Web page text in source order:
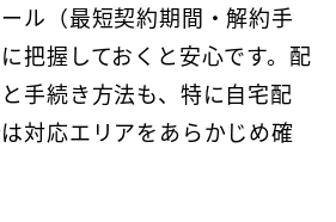
ル（最短契約期間・解約手
把握しておくと安心です。配
手続き方法も、特に自宅配
対応エリアをあらかじめ確